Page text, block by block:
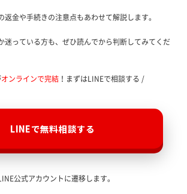
返金や手続きの注意点もあわせて解説します。
迷っている方も、ぜひ読んでから判断してみてくだ
オンラインで完結 ！まずはLINEで相談する /
LINEで無料相談する
公式アカウントに遷移します。